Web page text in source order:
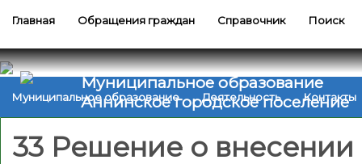
Главная Обращения граждан Справочник Поиск
Муниципальное образование
Аннинское городское поселение
Муниципальное образование Деятельность Контакты
33 Решение о